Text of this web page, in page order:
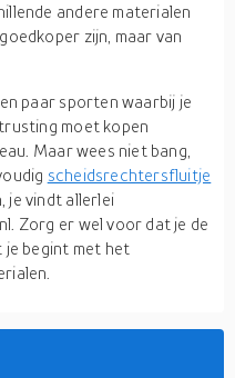
andere materialen
zijn, maar van
paar sporten waarbij je
moet kopen
Maar wees niet bang,
scheidsrechtersfluitje
je vindt allerlei
Zorg er wel voor dat je de
begint met het